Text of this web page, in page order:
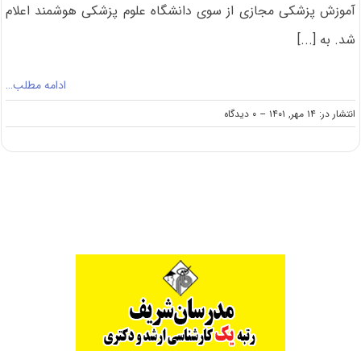
آموزش پزشکی مجازی از سوی دانشگاه علوم پزشکی هوشمند اعلام
شد. به [...]
ادامه مطلب…
انتشار در: ۱۴ مهر, ۱۴۰۱ -- ۰ دیدگاه
on
اعلام
کارشناسی
پزشکی
مجازی